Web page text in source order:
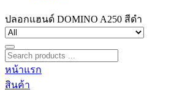
ปลอกแฮนด์ DOMINO A250 สีดำ
หน้าแรก
สินค้า